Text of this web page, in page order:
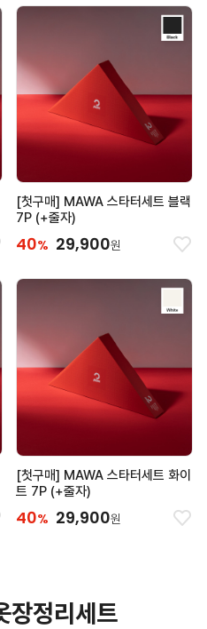
[첫구매] MAWA 스타터세트 블랙
7P (+줄자)
40% 29,900원
[첫구매] MAWA 스타터세트 화이
트 7P (+줄자)
40% 29,900원
장정리세트